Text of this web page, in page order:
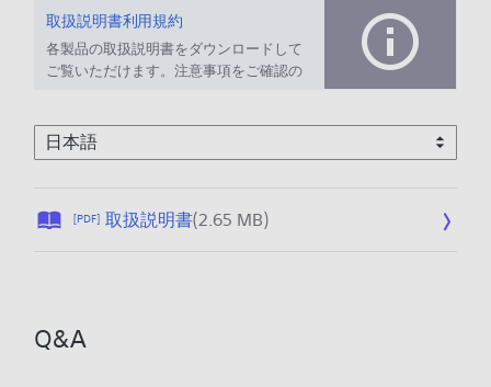
取扱説明書利用規約
各製品の取扱説明書をダウンロードして
ご覧いただけます。注意事項をご確認の
[PDF] 取扱説明書(2.65 MB)公
Q&A